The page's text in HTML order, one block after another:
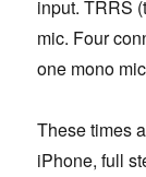
input. TRRS
mic. Four
one mono
These times
iPhone, full